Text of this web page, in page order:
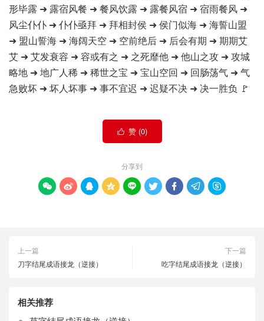
形毕露 ➜ 露宿风餐 ➜ 餐风饮露 ➜ 露餐风宿 ➜ 宿雨餐风 ➜
风尘仆仆 ➜ 仆仆亟拜 ➜ 拜相封侯 ➜ 侯门似海 ➜ 海誓山盟
➜ 盟山誓海 ➜ 海阔天空 ➜ 空前绝后 ➜ 后会有期 ➜ 期期艾
艾 ➜ 艾发衰容 ➜ 容或有之 ➜ 之死靡他 ➜ 他山之攻 ➜ 攻城
略地 ➜ 地广人稀 ➜ 稀世之宝 ➜ 宝山空回 ➜ 回肠荡气 ➜ 气
急败坏 ➜ 坏人坏事 ➜ 事不宜迟 ➜ 迟疑不决 ➜ 决一胜负 🚩
 赞 (0)
分享到
        
上一篇
刀字结尾成语接龙（逆接）
下一篇
吃字结尾成语接龙（逆接）
相关推荐